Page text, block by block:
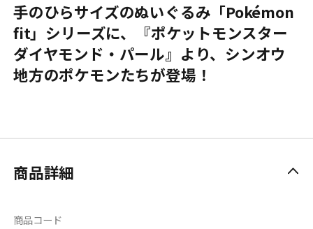
手のひらサイズのぬいぐるみ「Pokémon
fit」シリーズに、『ポケットモンスター
ダイヤモンド・パール』より、シンオウ
地方のポケモンたちが登場！
商品詳細
商品コード